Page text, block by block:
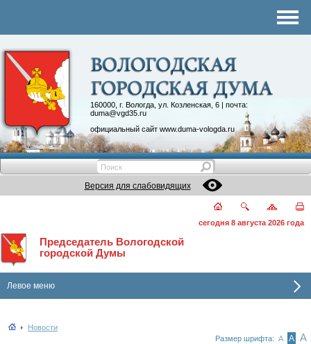
160000, г. Вологда, ул. Козленская, 6 | почта:
duma@vgd35.ru
официальный сайт www.duma-vologda.ru
Контакты
Депутатские объединения
Версия для слабовидящих
сегодня 8 августа 2026 года
Председатель Вологодской
городской Думы
Левое меню
Новости
Размер шрифта: А А А